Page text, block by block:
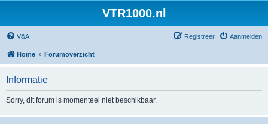
VTR1000.nl
V&A Aanmelden
Registreer
Home Forumoverzicht
Informatie
Sorry, dit forum is momenteel niet beschikbaar.